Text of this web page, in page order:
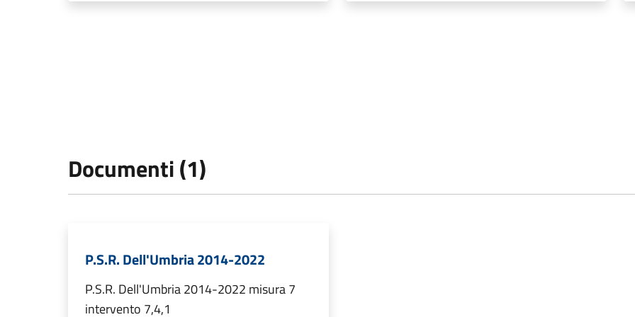
Documenti (1)
P.S.R. Dell'Umbria 2014-2022
P.S.R. Dell'Umbria 2014-2022 misura 7
intervento 7,4,1